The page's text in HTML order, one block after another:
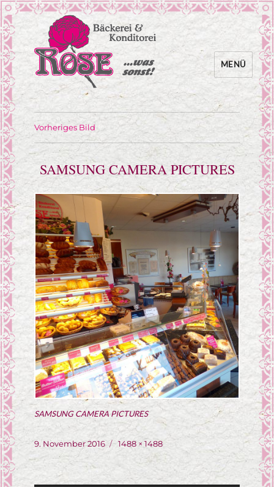
Bäckerei Rose
… was sonst!
MENÜ
Vorheriges Bild
SAMSUNG CAMERA PICTURES
SAMSUNG CAMERA PICTURES
Veröffentlicht
am
9. November 2016 Originalgröße
1488 × 1488